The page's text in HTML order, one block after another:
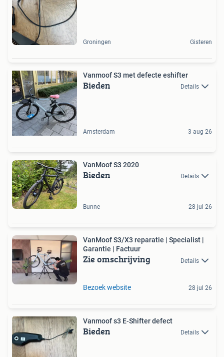
Groningen Gisteren
Vanmoof S3 met defecte eshifter
Bieden Details
Amsterdam 3 aug 26
VanMoof S3 2020
Bieden Details
Bunne 28 jul 26
VanMoof S3/X3 reparatie | Specialist |
Garantie | Factuur
Zie omschrijving Details
Bezoek website 28 jul 26
Vanmoof s3 E-Shifter defect
Bieden Details